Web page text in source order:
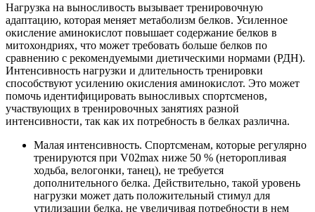
Нагрузка на выносливость вызывает тренировочную
адаптацию, которая меняет метаболизм белков. Усиленное
окисление аминокислот повышает содержание белков в
митохондриях, что может требовать больше белков по
сравнению с рекомендуемыми диетическими нормами (РДН).
Интенсивность нагрузки и длительность тренировки
способствуют усилению окисления аминокислот. Это может
помочь идентифицировать выносливых спортсменов,
участвующих в тренировочных занятиях разной
интенсивности, так как их потребность в белках различна.
Малая интенсивность. Спортсменам, которые регулярно
тренируются при V02max ниже 50 % (неторопливая
ходьба, велогонки, танец), не требуется
дополнительного белка. Действительно, такой уровень
нагрузки может дать положительный стимул для
утилизации белка, не увеличивая потребности в нем